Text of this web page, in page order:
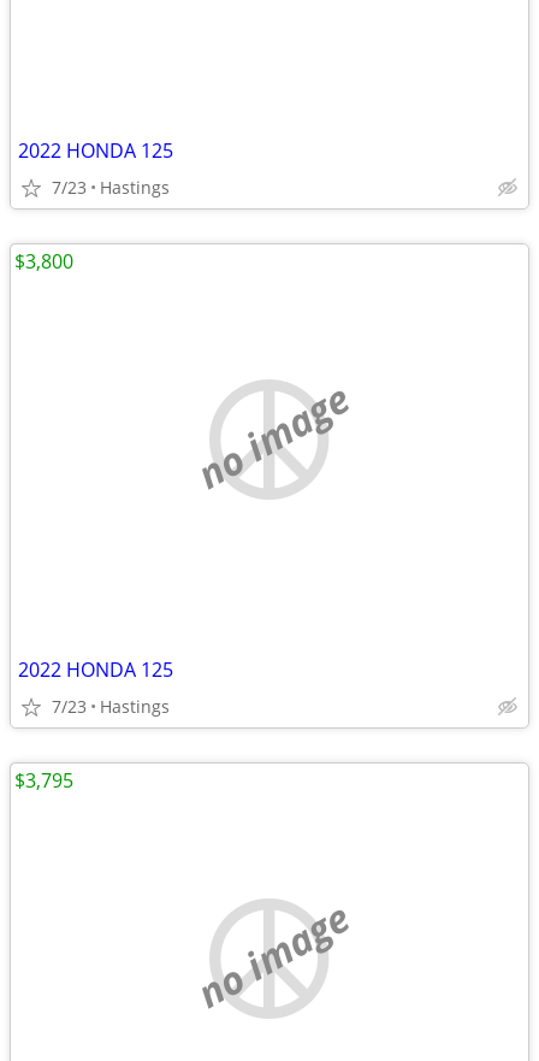
2022 HONDA 125
7/23 Hastings
no image
2022 HONDA 125
7/23 Hastings
$3,800
no image
$3,795